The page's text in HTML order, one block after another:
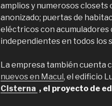
amplios y numerosos
anonizado; puertas de
eléctricos con
independientes en todos los
La empresa también cuenta
nuevos en Macul , el edificio
Cisterna , el proyecto de